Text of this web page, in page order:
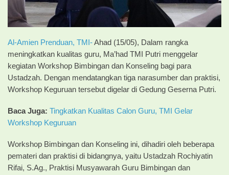
Al-Amien Prenduan, TMI-Ahad (15/05), Dalam rangka
meningkatkan kualitas guru, Ma’had TMI Putri menggelar
kegiatan Workshop Bimbingan dan Konseling bagi para
Ustadzah. Dengan mendatangkan tiga narasumber dan praktisi,
Workshop Keguruan tersebut digelar di Gedung Geserna Putri.
Baca Juga: Tingkatkan Kualitas Calon Guru, TMI Gelar
Workshop Keguruan
Workshop Bimbingan dan Konseling ini, dihadiri oleh beberapa
pemateri dan praktisi di bidangnya, yaitu Ustadzah Rochiyatin
Rifai, S.Ag., Praktisi Musyawarah Guru Bimbingan dan